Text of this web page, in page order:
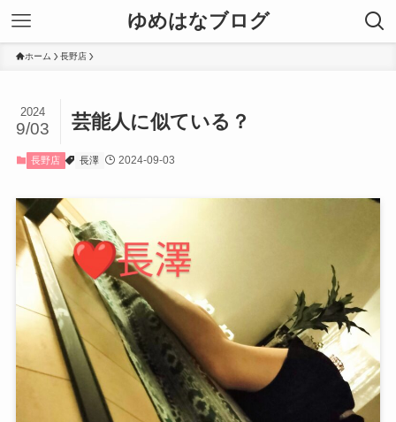
ゆめはなブログ
ホーム 長野店
芸能人に似ている？
2024
9/03
長野店 長澤 2024-09-03